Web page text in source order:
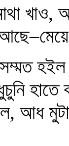
খাও,
হাতে
আধ